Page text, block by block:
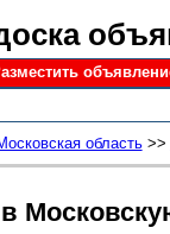
область>>